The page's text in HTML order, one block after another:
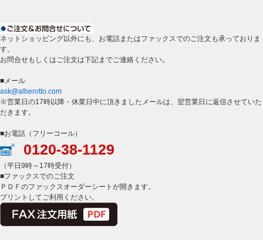
ネットショッピング以外にも、お電話またはファックスでのご注文も承っておりま
す。
お問合せもしくはご注文は下記までご連絡ください。
■メール
ask@alberotto.com
※営業日の17時以降・休業日中に頂きましたメールは、翌営業日に返信させていた
だきます。
■お電話（フリーコール）
0120-38-1129
（平日9時～17時受付）
■ファックスでのご注文
ＰＤＦのファックスオーダーシートが開きます。
プリントしてご利用ください。